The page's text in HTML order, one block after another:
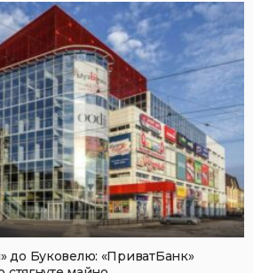
до Буковелю: «ПриватБанк»